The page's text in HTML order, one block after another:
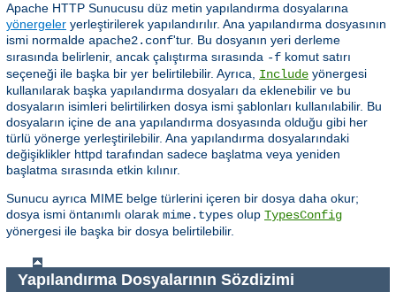
Apache HTTP Sunucusu düz metin yapılandırma dosyalarına
yönergeler yerleştirilerek yapılandırılır. Ana yapılandırma dosyasının
ismi normalde apache2.conf'tur. Bu dosyanın yeri derleme
sırasında belirlenir, ancak çalıştırma sırasında -f komut satırı
seçeneği ile başka bir yer belirtilebilir. Ayrıca, Include yönergesi
kullanılarak başka yapılandırma dosyaları da eklenebilir ve bu
dosyaların isimleri belirtilirken dosya ismi şablonları kullanılabilir. Bu
dosyaların içine de ana yapılandırma dosyasında olduğu gibi her
türlü yönerge yerleştirilebilir. Ana yapılandırma dosyalarındaki
değişiklikler httpd tarafından sadece başlatma veya yeniden
başlatma sırasında etkin kılınır.
Sunucu ayrıca MIME belge türlerini içeren bir dosya daha okur;
dosya ismi öntanımlı olarak mime.types olup TypesConfig
yönergesi ile başka bir dosya belirtilebilir.
Yapılandırma Dosyalarının Sözdizimi